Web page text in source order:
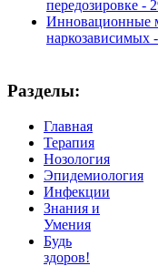
передозировке -
Инновационные
наркозависимых -
Разделы:
Главная
Терапия
Нозология
Эпидемиология
Инфекции
Знания и
Умения
Будь
здоров!